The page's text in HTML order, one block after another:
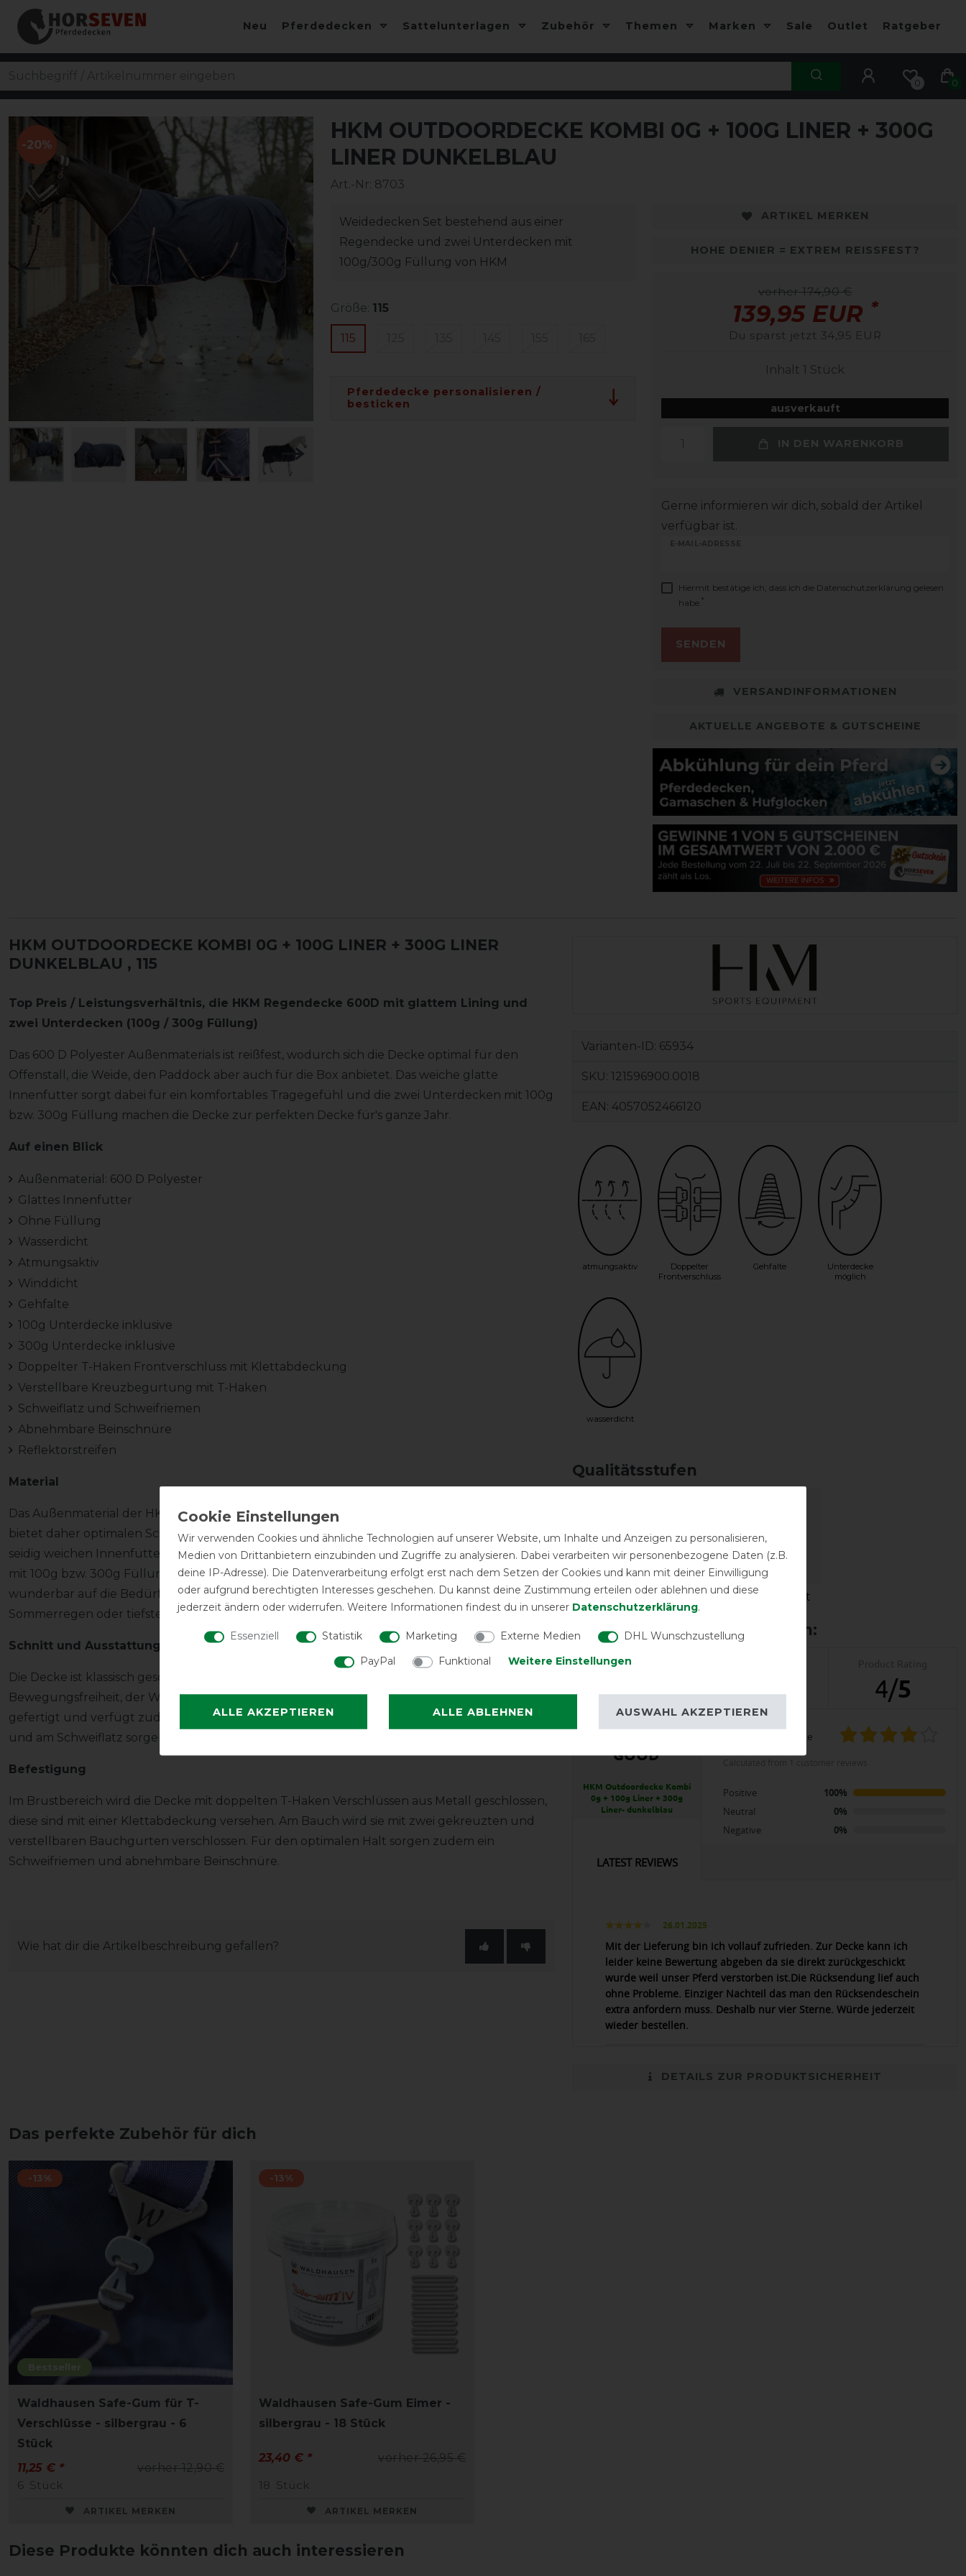
Neu Pferdedecken Sattelunterlagen Zubehör Themen Marken Sale Outlet Ratgeber
0 0
-20%
HKM OUTDOORDECKE KOMBI 0G + 100G LINER + 300G
LINER DUNKELBLAU
Art.-Nr: 8703
Weidedecken Set bestehend aus einer
Regendecke und zwei Unterdecken mit
100g/300g Füllung von HKM
Größe: 115
115
Pferdedecke personalisieren /
besticken
ARTIKEL MERKEN
HOHE DENIER = EXTREM REISSFEST?
vorher 174,90 €
139,95 EUR *
Du sparst jetzt 34,95 EUR
Inhalt 1 Stück
ausverkauft
IN DEN WARENKORB
Gerne informieren wir dich, sobald der Artikel
verfügbar ist.
E-MAIL-ADRESSE
Hiermit bestätige ich, dass ich die Daten­schutz­erklärung gelesen
habe. *
SENDEN
VERSANDINFORMATIONEN
AKTUELLE ANGEBOTE & GUTSCHEINE
HKM OUTDOORDECKE KOMBI 0G + 100G LINER + 300G LINER
DUNKELBLAU , 115
Top Preis / Leistungsverhältnis, die HKM Regendecke 600D mit glattem Lining und
zwei Unterdecken (100g / 300g Füllung)
Das 600 D Polyester Außenmaterials ist reißfest, wodurch sich die Decke optimal für den
Offenstall, die Weide, den Paddock aber auch für die Box anbietet. Das weiche glatte
Innenfutter sorgt dabei für ein komfortables Tragegefühl und die zwei Unterdecken mit 100g
bzw. 300g Füllung machen die Decke zur perfekten Decke für's ganze Jahr.
Auf einen Blick
Außenmaterial: 600 D Polyester
Glattes Innenfutter
Ohne Füllung
Wasserdicht
Atmungsaktiv
Winddicht
Gehfalte
100g Unterdecke inklusive
300g Unterdecke inklusive
Doppelter T-Haken Frontverschluss mit Klettabdeckung
Verstellbare Kreuzbegurtung mit T-Haken
Schweiflatz und Schweifriemen
Abnehmbare Beinschnüre
Reflektorstreifen
Material
Das Außenmaterial der HKM Decke besteht aus einem robusten 600 D Polyester Gewebe und
bietet daher optimalen Schutz vor Wind und Regen. Innen ist die Outdoordecke mit einem
seidig weichen Innenfutter ausgestattet. Durch ihre, im Set enthaltenen, zwei Unterdecken
mit 100g bzw. 300g Füllung eignet sich die HKM Decke hervorragend für das ganze Jahr, da
wunderbar auf die Bedürfnisse des Pferdes eingegangen werden kann. Ob leichter
Sommerregen oder tiefste Temperaturen, Dein Pferd ist immer perfekt geschützt.
Schnitt und Ausstattung
Die Decke ist klassisch geschnitten. Die großzügigen Gehfalten sorgen für hervorragende
Bewegungsfreiheit, der Widerrist ist weich abgepolstert. Die Decke wurde ohne Rückennaht
gefertigt und verfügt zudem über einen großzügigen Schweiflatz. Reflektorstreifen vorne
und am Schweiflatz sorgen für gute Sichtbarkeit in der dunklen Jahreszeit.
Befestigung
Im Brustbereich wird die Decke mit doppelten T-Haken Verschlüssen aus Metall geschlossen,
diese sind mit einer Klettabdeckung versehen. Am Bauch wird sie mit zwei gekreuzten und
verstellbaren Bauchgurten verschlossen. Für den optimalen Halt sorgen zudem ein
Schweifriemen und abnehmbare Beinschnüre.
Wie hat dir die Artikelbeschreibung gefallen?
Varianten-ID: 65934
SKU: 121596900.0018
EAN: 4057052466120
atmungsaktiv
Doppelter
Frontverschluss
Gehfalte
Unterdecke
möglich
wasserdicht
Qualitätsstufen
Reißfestigkeit Wasserdichtigkeit
GOOD
HKM Outdoordecke Kombi
0g + 100g Liner + 300g
Liner- dunkelblau
1 4/5
product experience
Positive
100%
Neutral
0%
Negative
0%
LATEST REVIEWS
26.01.2025
Mit der Lieferung bin ich vollauf zufrieden. Zur Decke kann ich
leider keine Bewertung abgeben da sie direkt zurückgeschickt
wurde weil unser Pferd verstorben ist.Die Rücksendung lief auch
ohne Probleme. Einziger Nachteil das man den Rücksendeschein
extra anfordern muss. Deshalb nur vier Sterne. Würde jederzeit
wieder bestellen.
DETAILS ZUR PRODUKTSICHERHEIT
Das perfekte Zubehör für dich
Bestseller
-13%
Waldhausen Safe-Gum für T-
Verschlüsse - silbergrau - 6
Stück
vorher 12,90 €
11,25 € *
6 Stück
ARTIKEL MERKEN
-13%
Waldhausen Safe-Gum Eimer -
silbergrau - 18 Stück
vorher 26,95 €
23,40 € *
18 Stück
ARTIKEL MERKEN
Diese Produkte könnten dich auch interessieren
Wir verwenden Cookies und ähnliche Technologien auf unserer Website, um Inhalte und Anzeigen zu personalisieren,
Medien von Drittanbietern einzubinden und Zugriffe zu analysieren. Dabei verarbeiten wir personenbezogene Daten (z.B.
deine IP-Adresse). Die Datenverarbeitung erfolgt erst nach dem Setzen der Cookies und kann mit deiner Einwilligung
oder aufgrund berechtigten Interesses geschehen. Du kannst deine Zustimmung erteilen oder ablehnen und diese
jederzeit ändern oder widerrufen. Weitere Informationen findest du in unserer Daten­schutz­erklärung.
Essenziell Statistik Marketing Externe Medien
DHL Wunschzustellung
PayPal
Funktional Weitere Einstellungen
ALLE AKZEPTIEREN ALLE ABLEHNEN AUSWAHL AKZEPTIEREN